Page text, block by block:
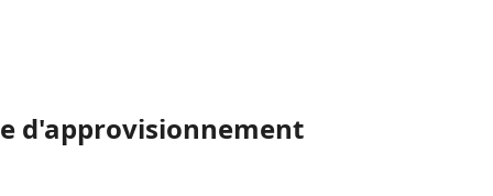
d'approvisionnement